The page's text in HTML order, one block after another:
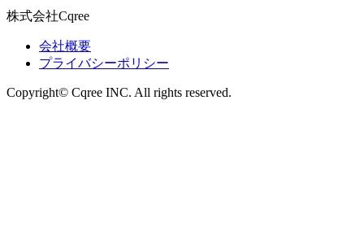
株式会社Cqree
会社概要
プライバシーポリシー
Copyright© Cqree INC. All rights reserved.